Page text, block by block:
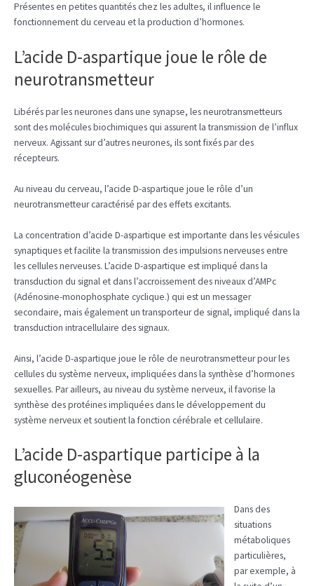
Présentes en petites quantités chez les adultes, il influence le
fonctionnement du cerveau et la production d’hormones.
L’acide D-aspartique joue le rôle de
neurotransmetteur
Libérés par les neurones dans une synapse, les neurotransmetteurs
sont des molécules biochimiques qui assurent la transmission de l’influx
nerveux. Agissant sur d’autres neurones, ils sont fixés par des
récepteurs.
Au niveau du cerveau, l’acide D-aspartique joue le rôle d’un
neurotransmetteur caractérisé par des effets excitants.
La concentration d’acide D-aspartique est importante dans les vésicules
synaptiques et facilite la transmission des impulsions nerveuses entre
les cellules nerveuses. L’acide D-aspartique est impliqué dans la
transduction du signal et dans l’accroissement des niveaux d’AMPc
(Adénosine-monophosphate cyclique.) qui est un messager
secondaire, mais également un transporteur de signal, impliqué dans la
transduction intracellulaire des signaux.
Ainsi, l’acide D-aspartique joue le rôle de neurotransmetteur pour les
cellules du système nerveux, impliquées dans la synthèse d’hormones
sexuelles. Par ailleurs, au niveau du système nerveux, il favorise la
synthèse des protéines impliquées dans le développement du
système nerveux et soutient la fonction cérébrale et cellulaire.
L’acide D-aspartique participe à la
gluconéogenèse
Dans des
situations
métaboliques
particulières,
par exemple, à